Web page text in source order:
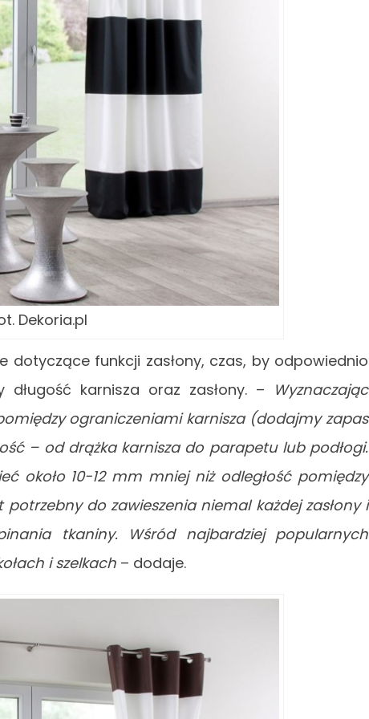
Dekoria.pl
dotyczące funkcji zasłony, czas, by odpowiednio
karnisza oraz zasłony. – Wyznaczając
ograniczeniami karnisza (dodajmy zapas
– od drążka karnisza do parapetu lub podłogi.
około 10-12 mm mniej niż odległość pomiędzy
do zawieszenia niemal każdej zasłony i
tkaniny. Wśród najbardziej popularnych
i szelkach – dodaje.